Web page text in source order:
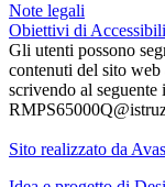
Note legali
Obiettivi di
Gli utenti possono
contenuti del sito web
scrivendo al
Sito realizzato da